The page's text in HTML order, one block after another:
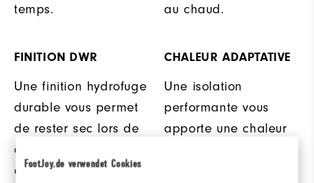
FootJoy.de verwendet Cookies
temps.
au chaud.
FINITION DWR
Une finition hydrofuge
durable vous permet
de rester sec lors de
conditions brumeuses
ou de pluie légère.
CHALEUR ADAPTATIVE
Une isolation
performante vous
apporte une chaleur